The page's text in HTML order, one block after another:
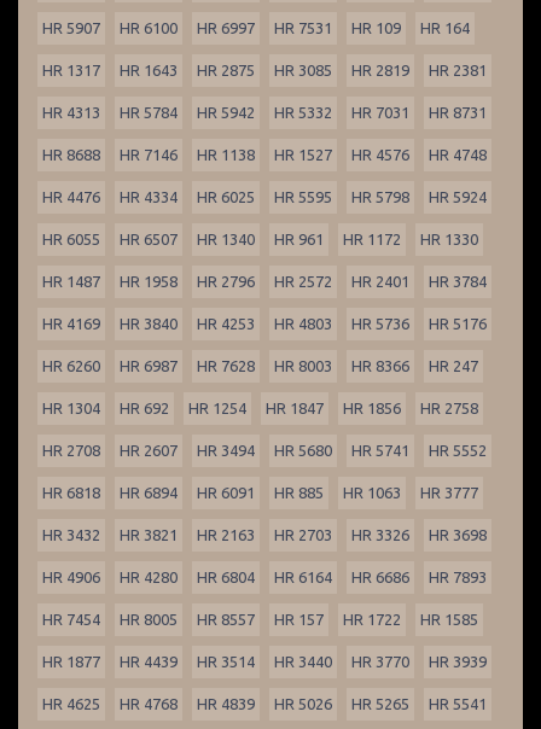
HR 5907 HR 6100 HR 6997 HR 7531 HR 109 HR 164
HR 1317 HR 1643 HR 2875 HR 3085 HR 2819 HR 2381
HR 4313 HR 5784 HR 5942 HR 5332 HR 7031 HR 8731
HR 8688 HR 7146 HR 1138 HR 1527 HR 4576 HR 4748
HR 4476 HR 4334 HR 6025 HR 5595 HR 5798 HR 5924
HR 6055 HR 6507 HR 1340 HR 961 HR 1172 HR 1330
HR 1487 HR 1958 HR 2796 HR 2572 HR 2401 HR 3784
HR 4169 HR 3840 HR 4253 HR 4803 HR 5736 HR 5176
HR 6260 HR 6987 HR 7628 HR 8003 HR 8366 HR 247
HR 1304 HR 692 HR 1254 HR 1847 HR 1856 HR 2758
HR 2708 HR 2607 HR 3494 HR 5680 HR 5741 HR 5552
HR 6818 HR 6894 HR 6091 HR 885 HR 1063 HR 3777
HR 3432 HR 3821 HR 2163 HR 2703 HR 3326 HR 3698
HR 4906 HR 4280 HR 6804 HR 6164 HR 6686 HR 7893
HR 7454 HR 8005 HR 8557 HR 157 HR 1722 HR 1585
HR 1877 HR 4439 HR 3514 HR 3440 HR 3770 HR 3939
HR 4625 HR 4768 HR 4839 HR 5026 HR 5265 HR 5541